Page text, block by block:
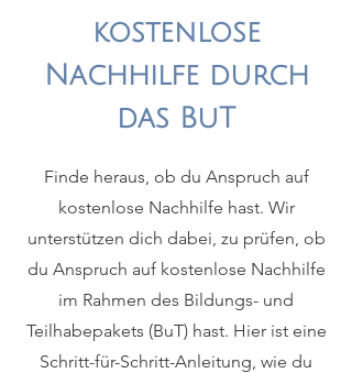
kostenlose
Nachhilfe durch
das BuT
Finde heraus, ob du Anspruch auf
kostenlose Nachhilfe hast. Wir
unterstützen dich dabei, zu prüfen, ob
du Anspruch auf kostenlose Nachhilfe
im Rahmen des Bildungs- und
Teilhabepakets (BuT) hast. Hier ist eine
Schritt-für-Schritt-Anleitung, wie du